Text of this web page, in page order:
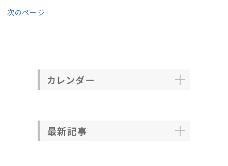
次のページ
カレンダー
最新記事